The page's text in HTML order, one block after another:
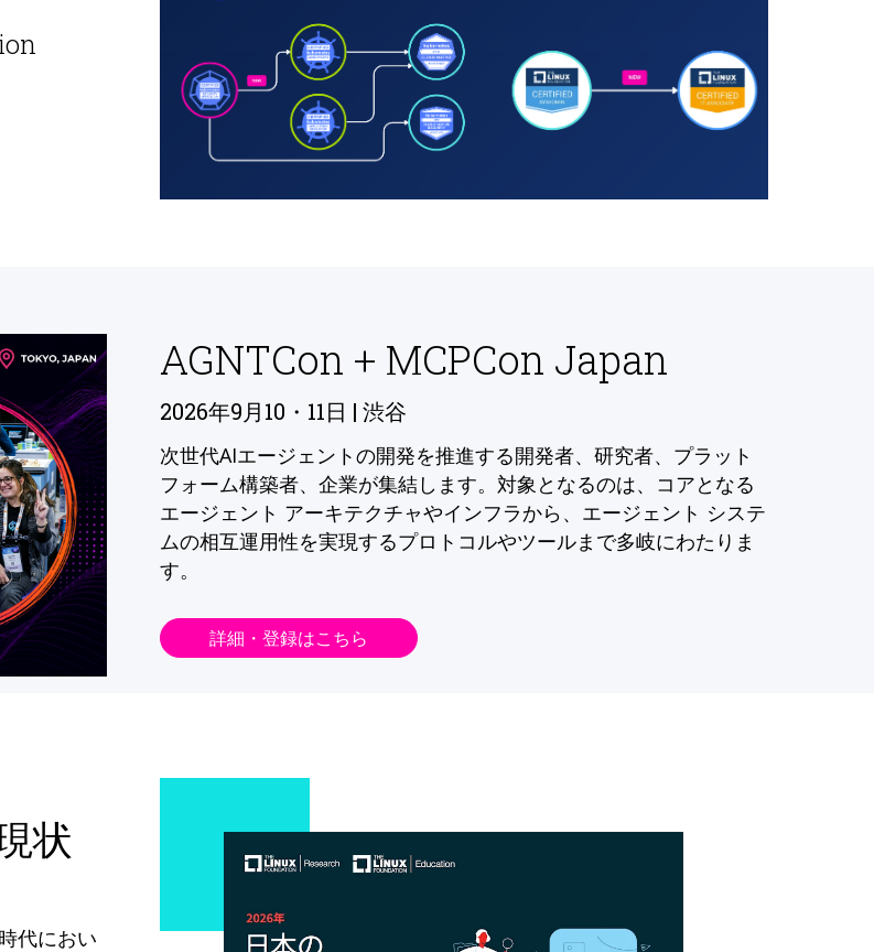
AGNTCon + MCPCon Japan
2026年9月10・11日 | 渋谷
次世代AIエージェントの開発を推進する開発者、研究者、プラット
フォーム構築者、企業が集結します。対象となるのは、コアとなる
エージェント アーキテクチャやインフラから、エージェント システ
ムの相互運用性を実現するプロトコルやツールまで多岐にわたりま
す。
詳細・登録はこちら
状
代におい